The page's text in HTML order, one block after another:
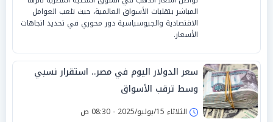
المباشر بتقلبات الأسواق العالمية، حيث تلعب العوامل
الاقتصادية والجيوسياسية دور محوري في تحديد اتجاهات
الأسعار.
سعر الدولار اليوم في مصر.. استقرار نسبي
وسط ترقب الأسواق
الثلاثاء 15/يوليو/2025 - 08:30 ص